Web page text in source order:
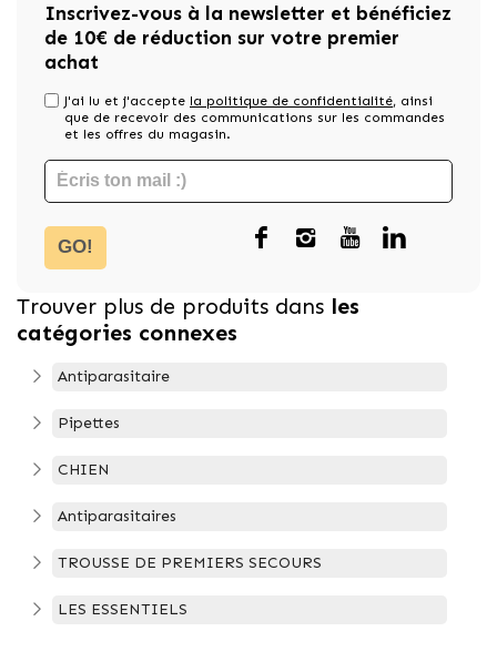
Inscrivez-vous à la newsletter et bénéficiez
de 10€ de réduction sur votre premier
achat
J'ai lu et j'accepte la politique de confidentialité, ainsi
que de recevoir des communications sur les commandes
et les offres du magasin.
GO!
Trouver plus de produits dans les
catégories connexes
Antiparasitaire
Pipettes
CHIEN
Antiparasitaires
TROUSSE DE PREMIERS SECOURS
LES ESSENTIELS